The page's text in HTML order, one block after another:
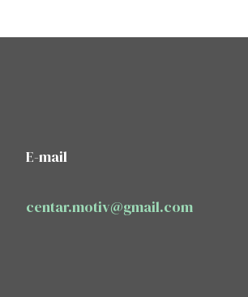
E-mail
centar.motiv@gmail.com